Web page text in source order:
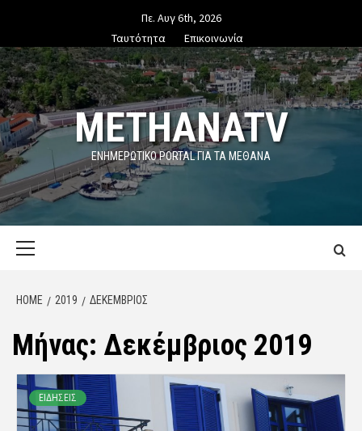
content
Πε. Αυγ 6th, 2026
Ταυτότητα
Επικοινωνία
METHANATV
ΕΝΗΜΕΡΩΤΙΚΌ PORTAL ΓΙΑ ΤΑ ΜΕΘΑΝΑ
HOME 2019 ΔΕΚΈΜΒΡΙΟΣ
Μήνας: Δεκέμβριος 2019
ΕΙΔΗΣΕΙΣ